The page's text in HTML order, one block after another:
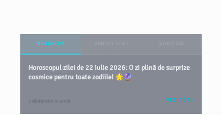
HOROSCOP
Horoscopul zilei de 22 iulie 2026: O zi plină de surprize
cosmice pentru toate zodiile! 🌟🔮
2 săptămâni în urmă VEZI TOT